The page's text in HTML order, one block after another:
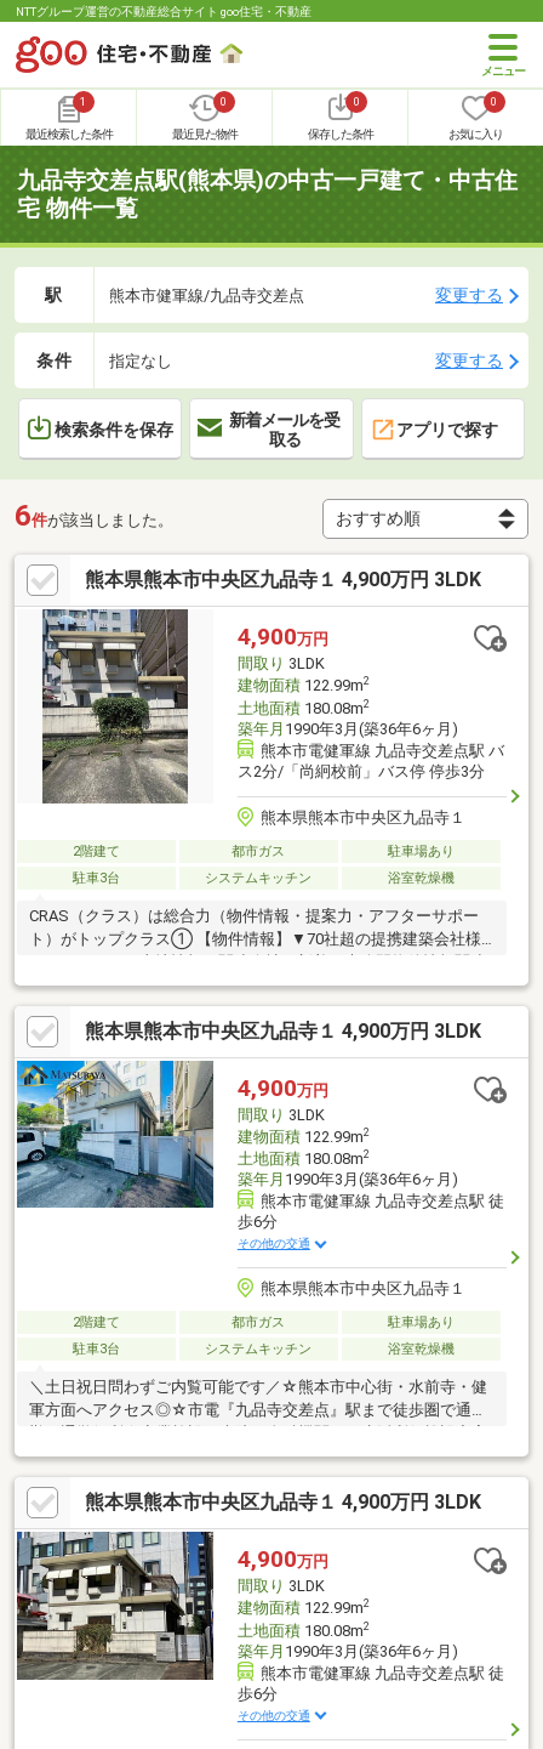
NTTグループ運営の不動産総合サイト goo住宅・不動産
1
最近検索した条件
0
最近見た物件
0
保存した条件
0
お気に入り
九品寺交差点駅(熊本県)の中古一戸建て・中古住
宅 物件一覧
駅 熊本市健軍線/九品寺交差点 変更する
条件 指定なし 変更する
検索条件を保存
新着メールを受
取る
アプリで探す
6件が該当しました。
熊本県熊本市中央区九品寺１ 4,900万円 3LDK
4,900万円
間取り 3LDK
建物面積122.99m2
土地面積180.08m2
築年月 1990年3月(築36年6ヶ月)
熊本市電健軍線 九品寺交差点駅 バ
ス2分/「尚絅校前」バス停 停歩3分
熊本県熊本市中央区九品寺１
2階建て 都市ガス
駐車場あり
駐車3台
システムキッチン 浴室乾燥機
CRAS（クラス）は総合力（物件情報・提案力・アフターサポー
ト）がトップクラス① 【物件情報】▼70社超の提携建築会社様
会社にグッドバイバイやいえコレ等② 【提案力】▼住宅ローン
提携金融機関が多数▼後悔しないためのライフプランシミュレー
ション家計の見直しのプロのFPが在籍③ 【アフターサポート】
▼税金面等のアドバイス資金贈与や住宅ローン控除等▼お引渡し
後の対応お引渡し後のリフォームもお任せ！将来的な売却・賃貸
等の運用をサポート！
熊本県熊本市中央区九品寺１ 4,900万円 3LDK
4,900万円
間取り 3LDK
建物面積122.99m2
土地面積180.08m2
築年月 1990年3月(築36年6ヶ月)
熊本市電健軍線 九品寺交差点駅 徒
歩6分
その他の交通
熊本県熊本市中央区九品寺１
2階建て 都市ガス
駐車場あり
駐車3台
システムキッチン 浴室乾燥機
＼土日祝日問わずご内覧可能です／☆熊本市中心街・水前寺・健
軍方面へアクセス◎☆市電『九品寺交差点』駅まで徒歩圏で通
♪☆人気の白川小学校・白川中学校！ご相談／ご内覧は土日祝日
問わず平日も随時受付中♪女性スタッフも在籍中です！☆キッズ
スペース有の店内☆土日のご相談・ご内覧可能です。お子様との
ご来店でもキッズスペースがございますのでご安心してご来店く
ださい♪□お気軽にお問い合わせください♪TEL：096-206-1230
熊本県熊本市中央区九品寺１ 4,900万円 3LDK
4,900万円
間取り 3LDK
建物面積122.99m2
土地面積180.08m2
築年月 1990年3月(築36年6ヶ月)
熊本市電健軍線 九品寺交差点駅 徒
歩6分
その他の交通